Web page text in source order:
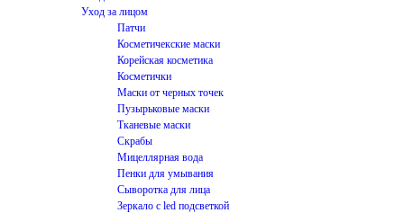
Уход за лицом
Патчи
Косметичекские маски
Корейская косметика
Косметички
Маски от черных точек
Пузырьковые маски
Тканевые маски
Скрабы
Мицеллярная вода
Пенки для умывания
Сыворотка для лица
Зеркало с led подсветкой